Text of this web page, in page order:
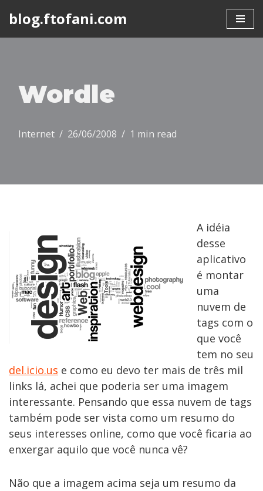
blog.ftofani.com
Wordle
Internet 26/06/2008 1 min read
A idéia
desse
aplicativo
é montar
uma
nuvem de
tags com o
que você
tem no seu
del.icio.us e como eu devo ter mais de três mil
links lá, achei que poderia ser uma imagem
interessante. Pensando que essa nuvem de tags
também pode ser vista como um resumo do
seus interesses online, como que você ficaria ao
enxergar aquilo que você nunca vê?
Não que a imagem acima seja um resumo da